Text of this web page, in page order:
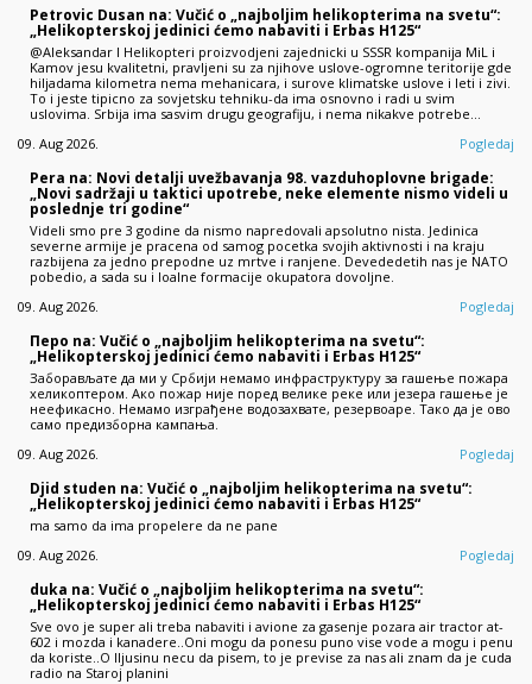
Petrovic Dusan na: Vučić o „najboljim helikopterima na svetu“:
„Helikopterskoj jedinici ćemo nabaviti i Erbas H125“
@Aleksandar I Helikopteri proizvodjeni zajednicki u SSSR kompanija MiL i
Kamov jesu kvalitetni, pravljeni su za njihove uslove-ogromne teritorije gde
hiljadama kilometra nema mehanicara, i surove klimatske uslove i leti i zivi.
To i jeste tipicno za sovjetsku tehniku-da ima osnovno i radi u svim
uslovima. Srbija ima sasvim drugu geografiju, i nema nikakve potrebe…
09. Aug 2026.
Pogledaj
Pera na: Novi detalji uvežbavanja 98. vazduhoplovne brigade:
„Novi sadržaji u taktici upotrebe, neke elemente nismo videli u
poslednje tri godine“
Videli smo pre 3 godine da nismo napredovali apsolutno nista. Jedinica
severne armije je pracena od samog pocetka svojih aktivnosti i na kraju
razbijena za jedno prepodne uz mrtve i ranjene. Devededetih nas je NATO
pobedio, a sada su i loalne formacije okupatora dovoljne.
09. Aug 2026.
Pogledaj
Перо na: Vučić o „najboljim helikopterima na svetu“:
„Helikopterskoj jedinici ćemo nabaviti i Erbas H125“
Заборављате да ми у Србији немамо инфраструктуру за гашење пожара
хеликоптером. Ако пожар није поред велике реке или језера гашење је
неефикасно. Немамо изграђене водозахвате, резервоаре. Тако да је ово
само предизборна кампања.
09. Aug 2026.
Pogledaj
Djid studen na: Vučić o „najboljim helikopterima na svetu“:
„Helikopterskoj jedinici ćemo nabaviti i Erbas H125“
ma samo da ima propelere da ne pane
09. Aug 2026.
Pogledaj
duka na: Vučić o „najboljim helikopterima na svetu“:
„Helikopterskoj jedinici ćemo nabaviti i Erbas H125“
Sve ovo je super ali treba nabaviti i avione za gasenje pozara air tractor at-
602 i mozda i kanadere..Oni mogu da ponesu puno vise vode a mogu i penu
da koriste..O Iljusinu necu da pisem, to je previse za nas ali znam da je cuda
radio na Staroj planini